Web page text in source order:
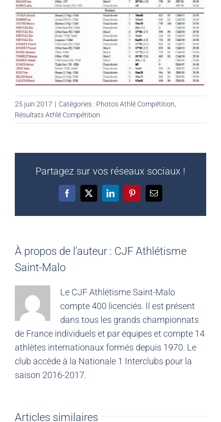
25 juin 2017 | Catégories : Photos Athlé Compétition,
Résultats Athlé Compétition
Partagez sur vos réseaux sociaux !
Facebook
X LinkedInPinterestEmail
À propos de l'auteur : CJF Athlétisme
Saint-Malo
Le CJF Athlétisme Saint-Malo
compte 400 licenciés. Il est présent
dans tous les grands championnats
de France individuels et par équipes et compte 14
athlètes internationaux formés depuis 1970. Le
club accède à la Nationale 1 Interclubs pour la
saison 2016-2017.
Articles similaires